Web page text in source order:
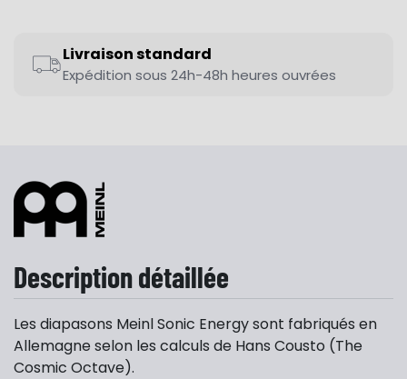
Livraison standard
Expédition sous 24h-48h heures ouvrées
Description détaillée
Les diapasons Meinl Sonic Energy sont fabriqués en
Allemagne selon les calculs de Hans Cousto (The
Cosmic Octave).